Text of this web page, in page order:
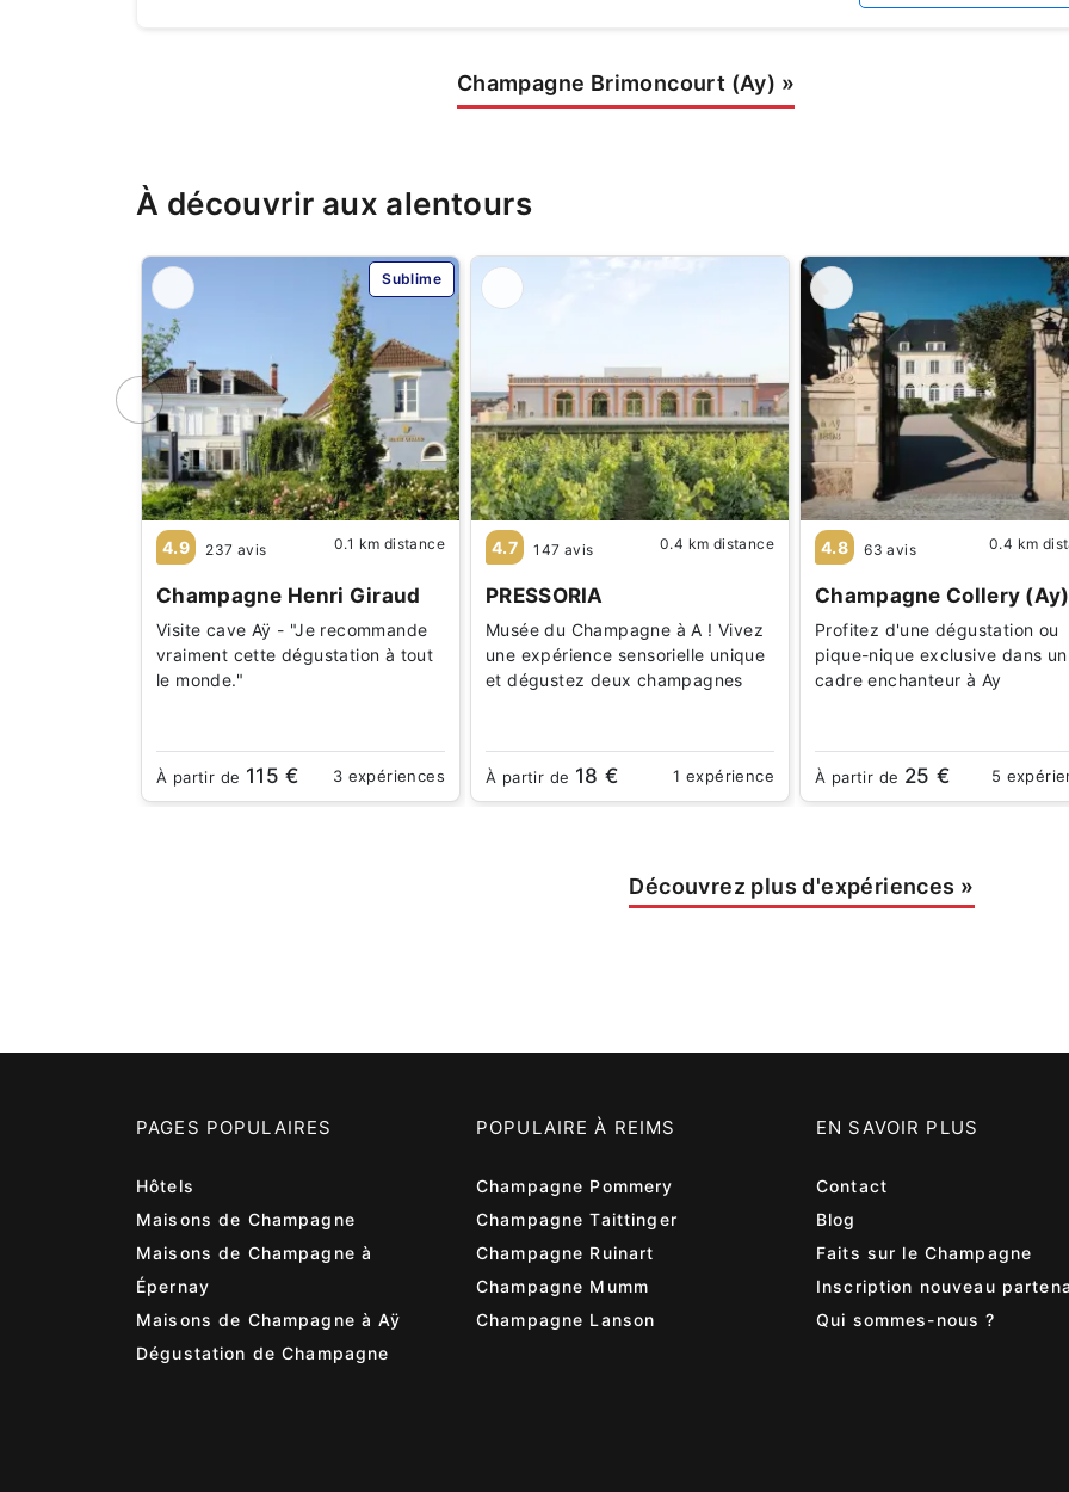
Champagne Brimoncourt (Ay) »
À découvrir aux alentours
Sublime
4.9 237 avis 0.1 km distance
Champagne Henri Giraud
Visite cave Aÿ - "Je recommande
vraiment cette dégustation à tout
le monde."
À partir de 115 € 3 expériences
4.7 147 avis 0.4 km distance
PRESSORIA
Musée du Champagne à A ! Vivez
une expérience sensorielle unique
et dégustez deux champagnes
À partir de 18 € 1 expérience
4.8 63 avis 0.4 km
Champagne Collery (Ay)
Profitez d'une dégustation ou
pique-nique exclusive dans un
cadre enchanteur à Ay
À partir de 25 € 5
Découvrez plus d'expériences »
PAGES POPULAIRES
Hôtels
Maisons de Champagne
Maisons de Champagne à
Épernay
Maisons de Champagne à Aÿ
Dégustation de Champagne
POPULAIRE À REIMS
Champagne Pommery
Champagne Taittinger
Champagne Ruinart
Champagne Mumm
Champagne Lanson
EN SAVOIR PLUS
Contact
Blog
Faits sur le Champagne
Inscription nouveau
Qui sommes-nous ?